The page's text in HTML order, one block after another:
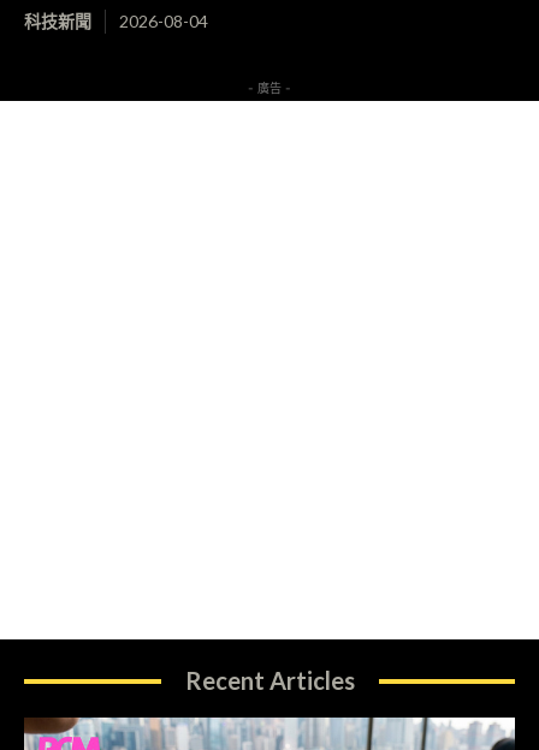
科技新聞 2026-08-04
- 廣告 -
Recent Articles